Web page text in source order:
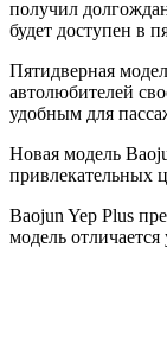
получил
будет доступен в
Пятидверная
автолюбителей
удобным для
Новая модель
привлекательных
Baojun Yep Plus
модель